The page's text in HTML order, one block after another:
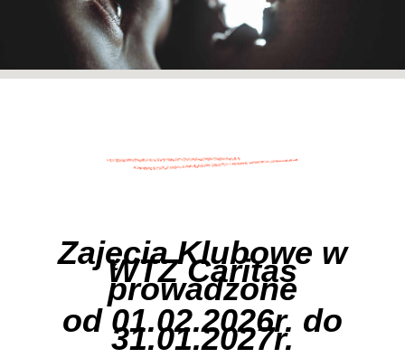
Zajęcia Klubowe w
WTZ Caritas
prowadzone
od 01.02.2026r. do
31.01.2027r.